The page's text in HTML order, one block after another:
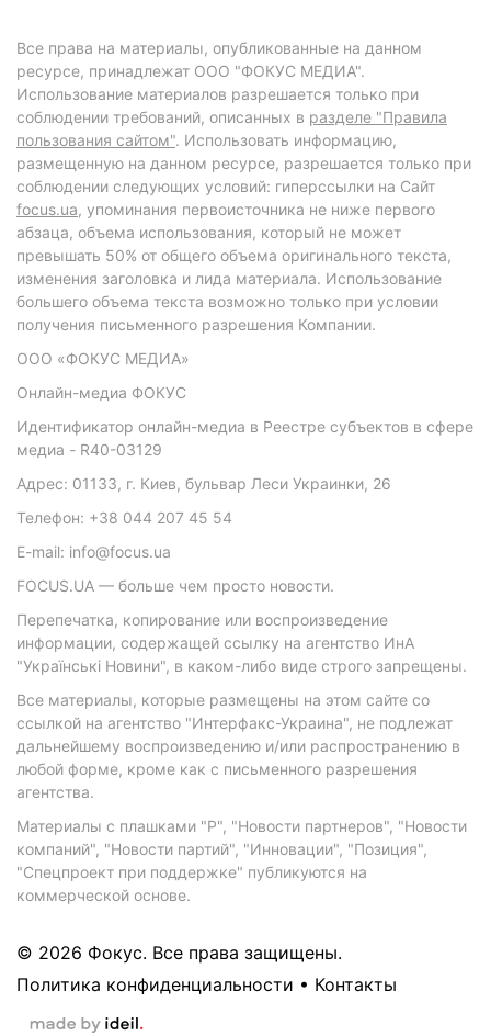
Все права на материалы, опубликованные на данном
ресурсе, принадлежат ООО "ФОКУС МЕДИА".
Использование материалов разрешается только при
соблюдении требований, описанных в разделе "Правила
пользования сайтом". Использовать информацию,
размещенную на данном ресурсе, разрешается только при
соблюдении следующих условий: гиперссылки на Сайт
focus.ua, упоминания первоисточника не ниже первого
абзаца, объема использования, который не может
превышать 50% от общего объема оригинального текста,
изменения заголовка и лида материала. Использование
большего объема текста возможно только при условии
получения письменного разрешения Компании.
ООО «ФОКУС МЕДИА»
Онлайн-медиа ФОКУС
Идентификатор онлайн-медиа в Реестре субъектов в сфере
медиа - R40-03129
Адрес: 01133, г. Киев, бульвар Леси Украинки, 26
Телефон: +38 044 207 45 54
E-mail: info@focus.ua
FOCUS.UA — больше чем просто новости.
Перепечатка, копирование или воспроизведение
информации, содержащей ссылку на агентство ИнА
"Українські Новини", в каком-либо виде строго запрещены.
Все материалы, которые размещены на этом сайте со
ссылкой на агентство "Интерфакс-Украина", не подлежат
дальнейшему воспроизведению и/или распространению в
любой форме, кроме как с письменного разрешения
агентства.
Материалы с плашками "Р", "Новости партнеров", "Новости
компаний", "Новости партий", "Инновации", "Позиция",
"Спецпроект при поддержке" публикуются на
коммерческой основе.
© 2026 Фокус. Все права защищены.
Политика конфиденциальности • Контакты